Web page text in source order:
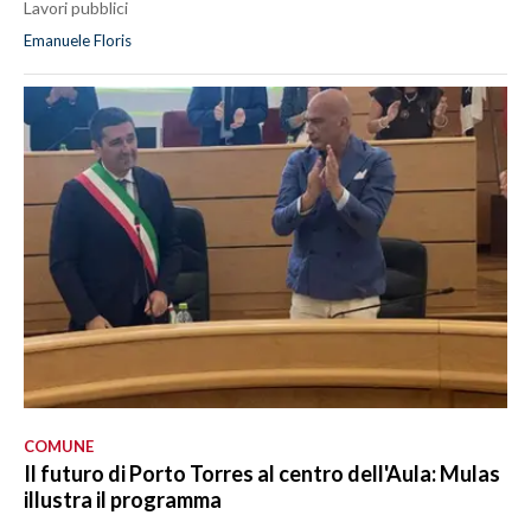
Lavori pubblici
Emanuele Floris
COMUNE
Il futuro di Porto Torres al centro dell'Aula: Mulas
illustra il programma